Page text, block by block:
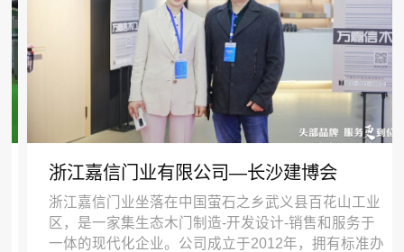
信门业有限公司—长沙建博会
门业坐落在中国萤石之乡武义县百花山工业
家集生态木门制造-开发设计-销售和服务于
代化企业。公司成立于2012年，拥有标准办
2023第
上海森
年，是